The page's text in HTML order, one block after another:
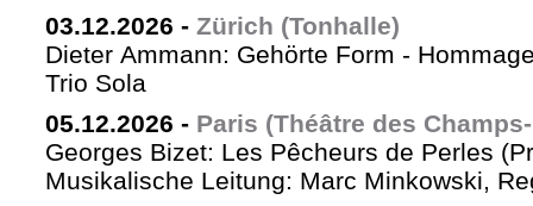
03.12.2026 - Zürich (Tonhalle)
Dieter Ammann: Gehörte Form -
Trio Sola
05.12.2026 - Paris (Théâtre des
Georges Bizet: Les Pêcheurs de Perles
Musikalische Leitung: Marc Minkowski,